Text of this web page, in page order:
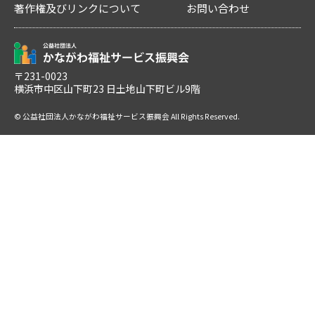
著作権及びリンクについて
お問い合わせ
〒231-0023
横浜市中区山下町23 日土地山下町ビル9階
© 公益社団法人かながわ福祉サービス振興会 All Rights Reserved.